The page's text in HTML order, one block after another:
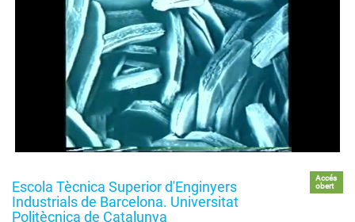
Escola Tècnica Superior d'Enginyers
Industrials de Barcelona. Universitat
Politècnica de Catalunya
Accés
obert